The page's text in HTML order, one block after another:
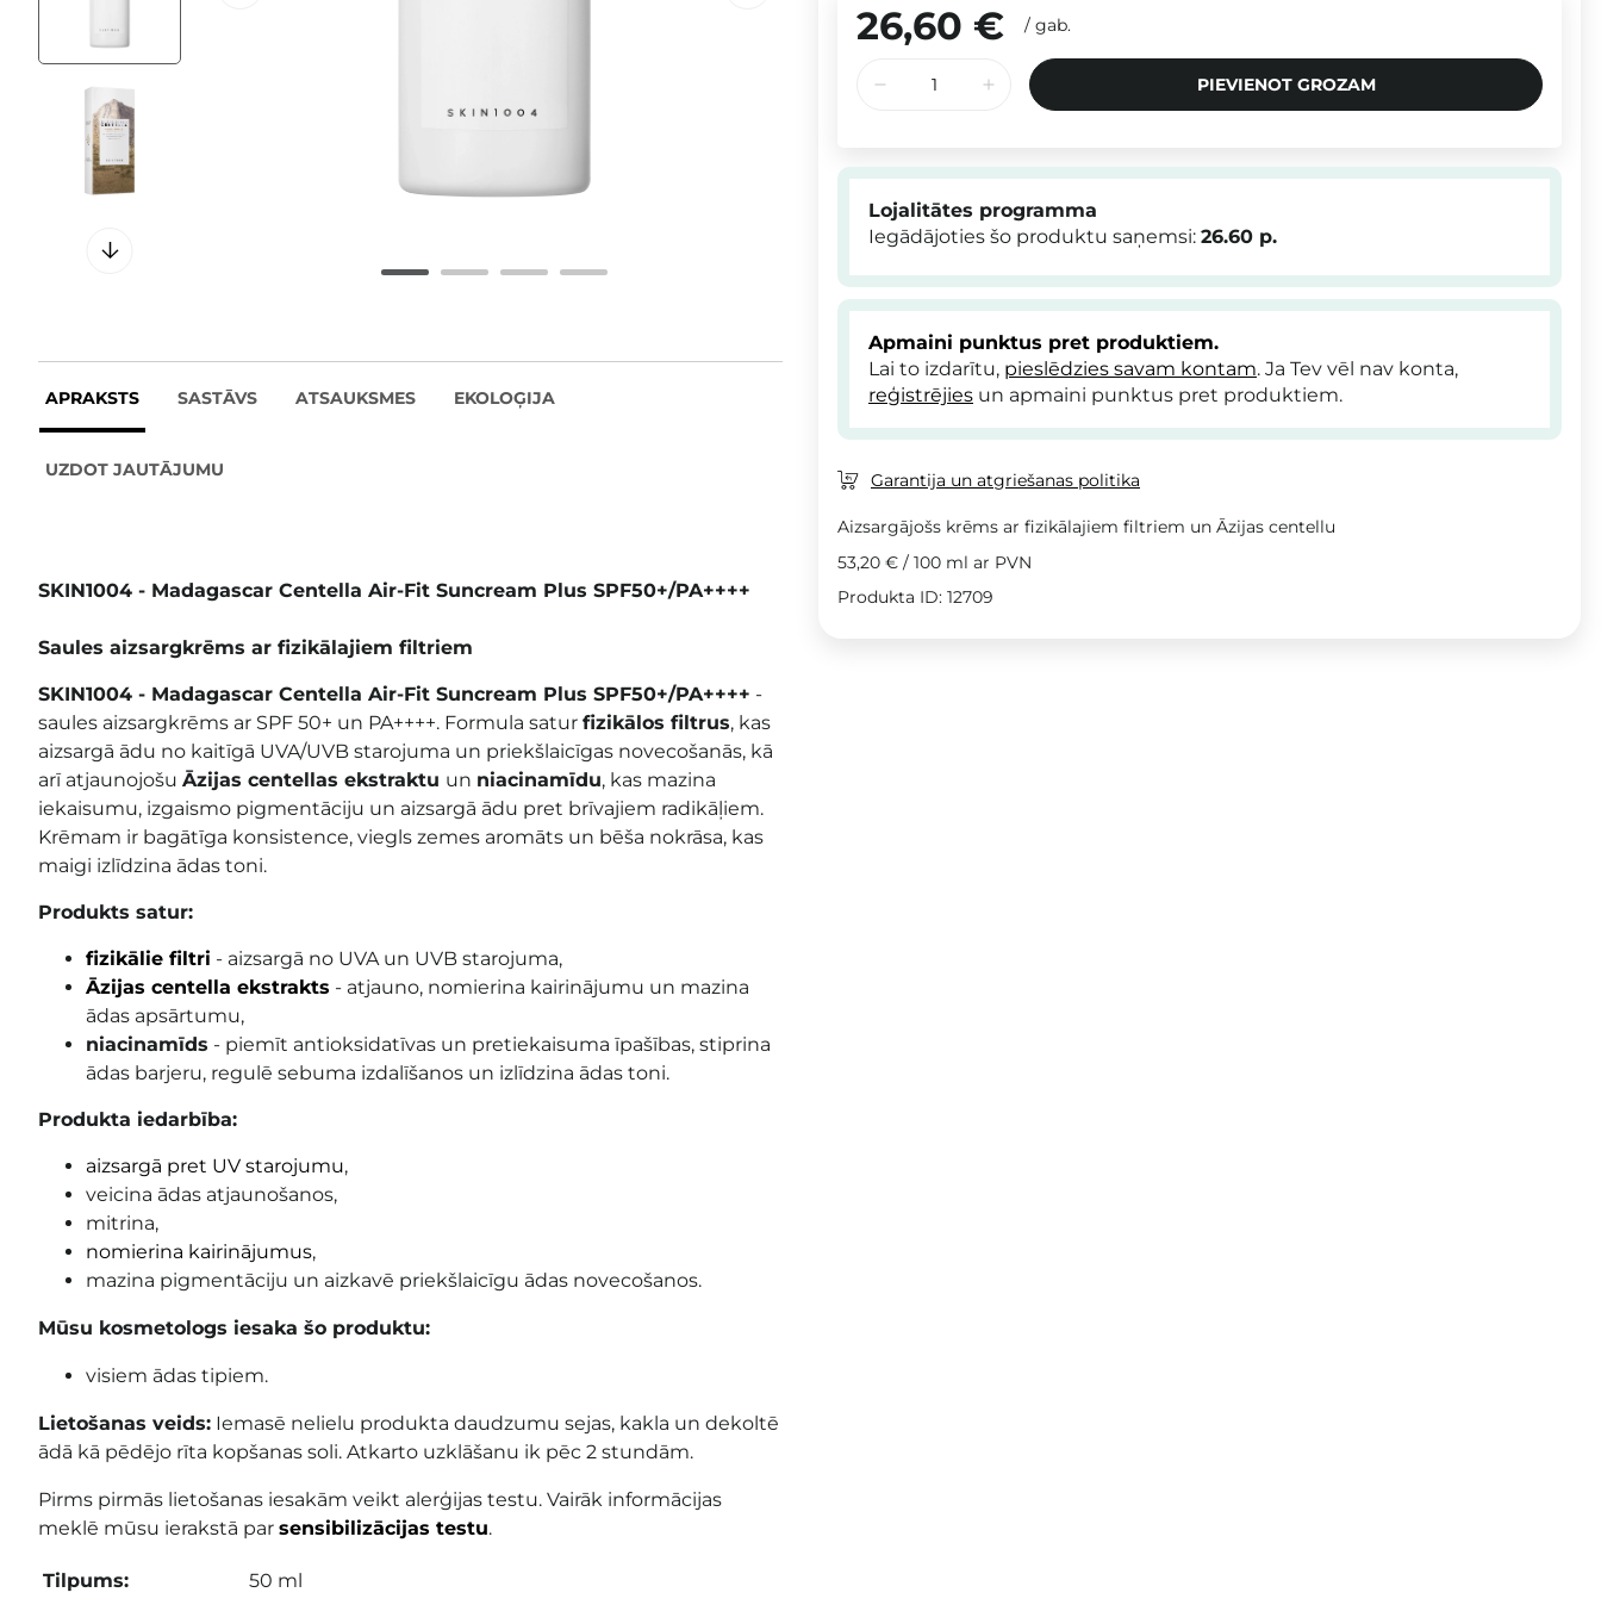
APRAKSTS SASTĀVS ATSAUKSMES EKOLOĢIJA
UZDOT JAUTĀJUMU
SKIN1004 - Madagascar Centella Air-Fit Suncream Plus SPF50+/PA++++
Saules aizsargkrēms ar fizikālajiem filtriem
SKIN1004 - Madagascar Centella Air-Fit Suncream Plus SPF50+/PA++++ -
saules aizsargkrēms ar SPF 50+ un PA++++. Formula satur fizikālos filtrus, kas
aizsargā ādu no kaitīgā UVA/UVB starojuma un priekšlaicīgas novecošanās, kā
arī atjaunojošu Āzijas centellas ekstraktu un niacinamīdu, kas mazina
iekaisumu, izgaismo pigmentāciju un aizsargā ādu pret brīvajiem radikāļiem.
Krēmam ir bagātīga konsistence, viegls zemes aromāts un bēša nokrāsa, kas
maigi izlīdzina ādas toni.
Produkts satur:
fizikālie filtri - aizsargā no UVA un UVB starojuma,
Āzijas centella ekstrakts - atjauno, nomierina kairinājumu un mazina
ādas apsārtumu,
niacinamīds - piemīt antioksidatīvas un pretiekaisuma īpašības, stiprina
ādas barjeru, regulē sebuma izdalīšanos un izlīdzina ādas toni.
Produkta iedarbība:
aizsargā pret UV starojumu,
veicina ādas atjaunošanos,
mitrina,
nomierina kairinājumus,
mazina pigmentāciju un aizkavē priekšlaicīgu ādas novecošanos.
Mūsu kosmetologs iesaka šo produktu:
visiem ādas tipiem.
Lietošanas veids: Iemasē nelielu produkta daudzumu sejas, kakla un dekoltē
ādā kā pēdējo rīta kopšanas soli. Atkarto uzklāšanu ik pēc 2 stundām.
Pirms pirmās lietošanas iesakām veikt alerģijas testu. Vairāk informācijas
meklē mūsu ierakstā par sensibilizācijas testu.
Tilpums:
50 ml
26,60 € / gab.
PIEVIENOT GROZAM
Lojalitātes programma
Iegādājoties šo produktu saņemsi: 26.60 p.
Apmaini punktus pret produktiem.
Lai to izdarītu, pieslēdzies savam kontam. Ja Tev vēl nav konta,
reģistrējies un apmaini punktus pret produktiem.
Garantija un atgriešanas politika
Aizsargājošs krēms ar fizikālajiem filtriem un Āzijas centellu
53,20 € / 100 ml ar PVN
Produkta ID: 12709